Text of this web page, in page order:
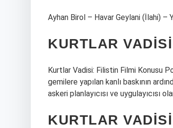
Ayhan Birol – Havar Geylani (İlahi) –
KURTLAR
Kurtlar Vadisi: Filistin Filmi Konusu
gemilere yapılan kanlı baskının
askeri planlayıcısı ve uygulayıcısı
KURTLAR